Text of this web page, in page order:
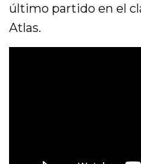
último partido en el
Atlas.